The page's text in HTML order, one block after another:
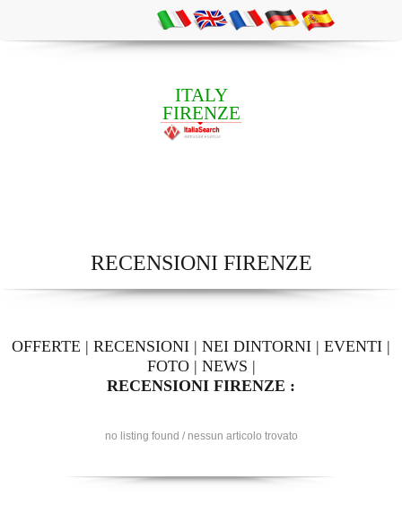
ITALY
FIRENZE
RECENSIONI FIRENZE
OFFERTE | RECENSIONI | NEI DINTORNI | EVENTI |
FOTO| NEWS |
RECENSIONI FIRENZE :
no listing found / nessun articolo trovato